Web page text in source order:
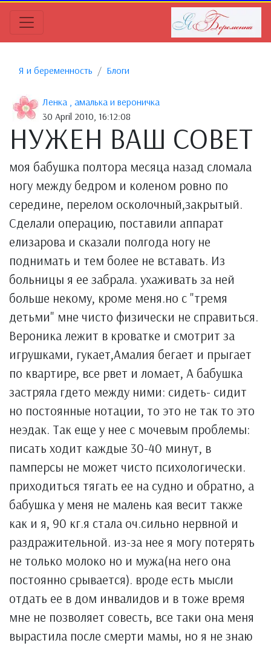
Я и беременность Блоги
Ленка , амалька и вероничка
30 April 2010, 16:12:08
НУЖЕН ВАШ СОВЕТ
моя бабушка полтора месяца назад сломала
ногу между бедром и коленом ровно по
середине, перелом осколочный,закрытый.
Сделали операцию, поставили аппарат
елизарова и сказали полгода ногу не
поднимать и тем более не вставать. Из
больницы я ее забрала. ухаживать за ней
больше некому, кроме меня.но с "тремя
детьми" мне чисто физически не справиться.
Вероника лежит в кроватке и смотрит за
игрушками, гукает,Амалия бегает и прыгает
по квартире, все рвет и ломает, А бабушка
застряла гдето между ними: сидеть- сидит
но постоянные нотации, то это не так то это
неэдак. Так еще у нее с мочевым проблемы:
писать ходит каждые 30-40 минут, в
памперсы не может чисто психологически.
приходиться тягать ее на судно и обратно, а
бабушка у меня не малень кая весит также
как и я, 90 кг.я стала оч.сильно нервной и
раздражительной. из-за нее я могу потерять
не только молоко но и мужа(на него она
постоянно срывается). вроде есть мысли
отдать ее в дом инвалидов и в тоже время
мне не позволяет совесть, все таки она меня
вырастила после смерти мамы, но я не знаю